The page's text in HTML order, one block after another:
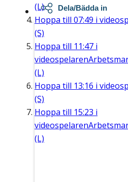
(L)
Hoppa till 07:49 i
(S)
Hoppa till 11:47 i
videospelaren
(L)
Hoppa till 13:16 i
(S)
Hoppa till 15:23 i
videospelaren
(L)
Dela/Bädda in